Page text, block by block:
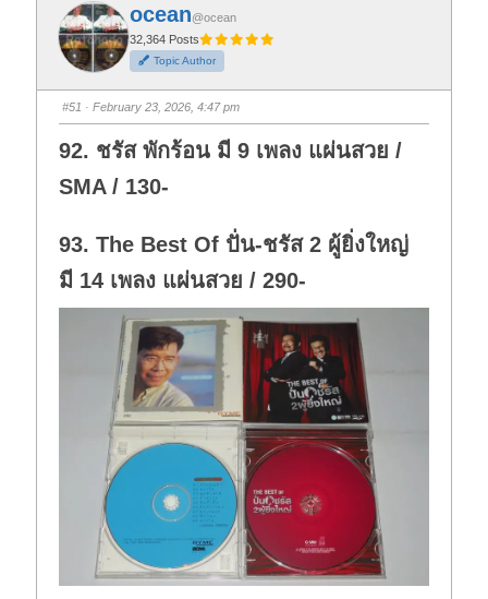
ocean@ocean
32,364 Posts
Topic Author
#51 · February 23, 2026, 4:47 pm
92. ชรัส พักร้อน มี 9 เพลง แผ่นสวย /
SMA / 130-
93. The Best Of ปั่น-ชรัส 2 ผู้ยิ่งใหญ่
มี 14 เพลง แผ่นสวย / 290-